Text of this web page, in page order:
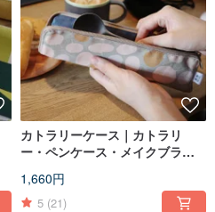
カトラリーケース｜カトラリ
ー・ペンケース・メイクブラシ
1,660円
5 (21)